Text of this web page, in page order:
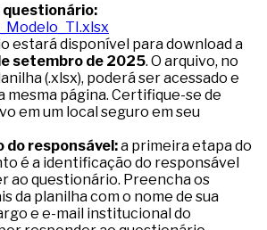
questionário:
estará disponível para download a
setembro de 2025. O arquivo, no
(.xlsx), poderá ser acessado e
mesma página. Certifique-se de
em um local seguro em seu
do responsável:a primeira etapa do
é a identificação do responsável
ao questionário. Preencha os
da planilha com o nome de sua
e e-mail institucional do